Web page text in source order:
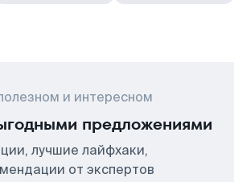
и интересном
предложениями
лучшие лайфхаки,
от экспертов